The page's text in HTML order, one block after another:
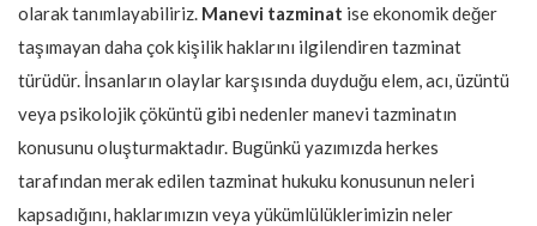
olarak tanımlayabiliriz. Manevi tazminat ise ekonomik değer
taşımayan daha çok kişilik haklarını ilgilendiren tazminat
türüdür. İnsanların olaylar karşısında duyduğu elem, acı, üzüntü
veya psikolojik çöküntü gibi nedenler manevi tazminatın
konusunu oluşturmaktadır. Bugünkü yazımızda herkes
tarafından merak edilen tazminat hukuku konusunun neleri
kapsadığını, haklarımızın veya yükümlülüklerimizin neler